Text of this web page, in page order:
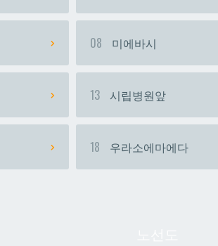
08 미에바시
13 시립병원앞
18 우라소에마에다